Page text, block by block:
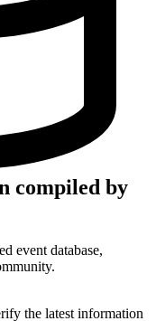
compiled by
event database,
the latest information